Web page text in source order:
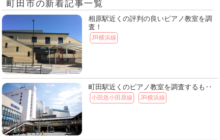
町田市の新着記事一覧
相原駅近くの評判の良いピアノ教室を調
査！
JR横浜線
町田駅近くのピアノ教室を調査するも‥
小田急小田原線 JR横浜線